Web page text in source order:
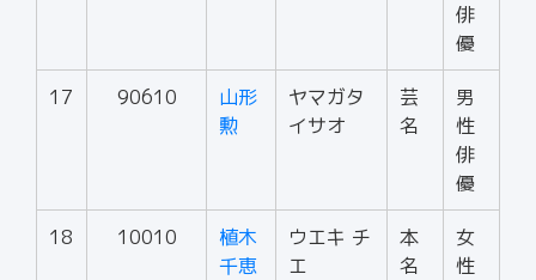
俳
優
17 90610
山形
勲
ヤマガタ
イサオ
芸
名
男
性
俳
優
18 10010
植木
千恵
ウエキ チ
エ
本
名
女
性